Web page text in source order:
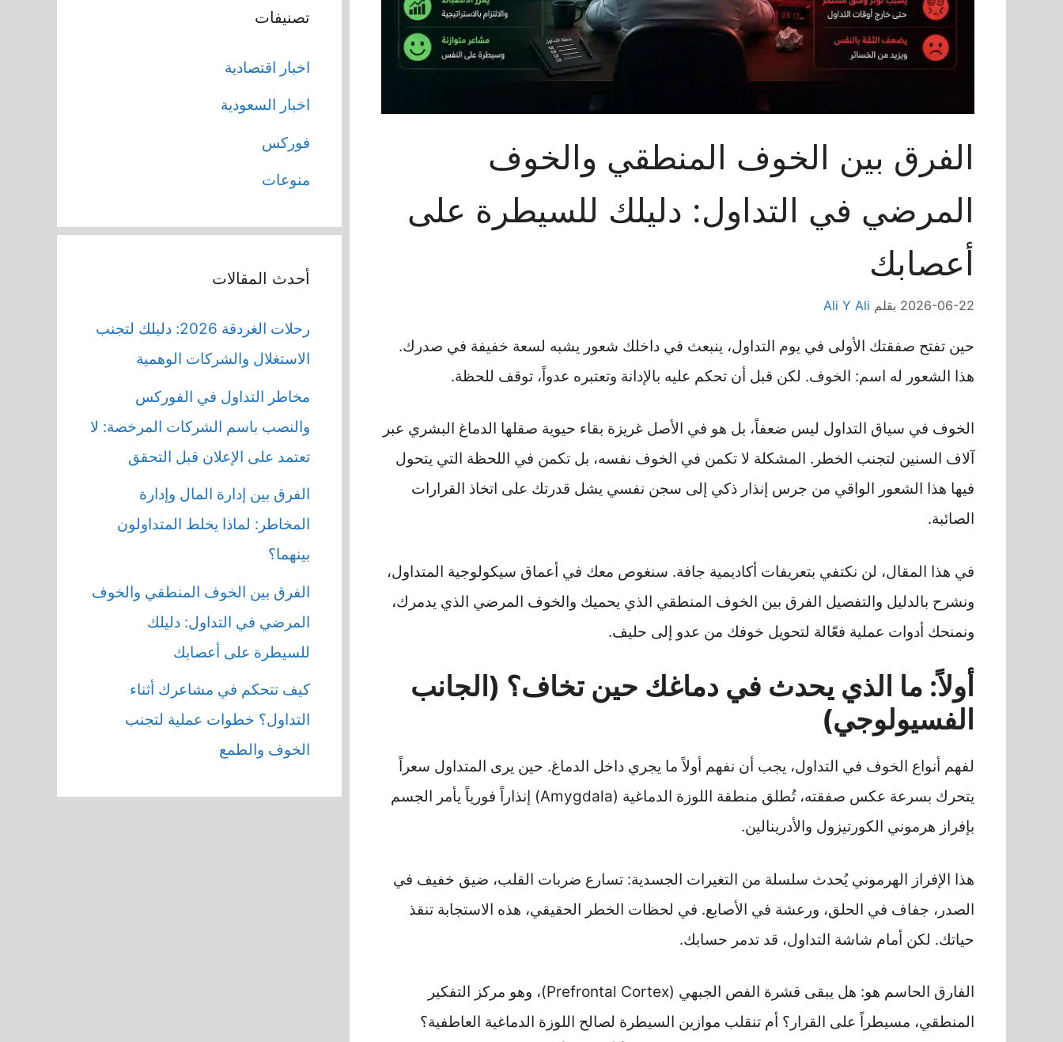
الفرق بين الخوف المنطقي والخوف
المرضي في التداول: دليلك للسيطرة على
أعصابك
2026-06-22 بقلم Ali Y Ali
حين تفتح صفقتك الأولى في يوم التداول، ينبعث في داخلك شعور يشبه لسعة خفيفة في صدرك.
هذا الشعور له اسم: الخوف. لكن قبل أن تحكم عليه بالإدانة وتعتبره عدواً، توقف للحظة.
الخوف في سياق التداول ليس ضعفاً، بل هو في الأصل غريزة بقاء حيوية صقلها الدماغ البشري عبر
آلاف السنين لتجنب الخطر. المشكلة لا تكمن في الخوف نفسه، بل تكمن في اللحظة التي يتحول
فيها هذا الشعور الواقي من جرس إنذار ذكي إلى سجن نفسي يشل قدرتك على اتخاذ القرارات
الصائبة.
في هذا المقال، لن نكتفي بتعريفات أكاديمية جافة. سنغوص معك في أعماق سيكولوجية المتداول،
ونشرح بالدليل والتفصيل الفرق بين الخوف المنطقي الذي يحميك والخوف المرضي الذي يدمرك،
ونمنحك أدوات عملية فعّالة لتحويل خوفك من عدو إلى حليف.
أولاً: ما الذي يحدث في دماغك حين تخاف؟ (الجانب
الفسيولوجي)
لفهم أنواع الخوف في التداول، يجب أن نفهم أولاً ما يجري داخل الدماغ. حين يرى المتداول سعراً
يتحرك بسرعة عكس صفقته، تُطلق منطقة اللوزة الدماغية (Amygdala) إنذاراً فورياً يأمر الجسم
بإفراز هرموني الكورتيزول والأدرينالين.
هذا الإفراز الهرموني يُحدث سلسلة من التغيرات الجسدية: تسارع ضربات القلب، ضيق خفيف في
الصدر، جفاف في الحلق، ورعشة في الأصابع. في لحظات الخطر الحقيقي، هذه الاستجابة تنقذ
حياتك. لكن أمام شاشة التداول، قد تدمر حسابك.
الفارق الحاسم هو: هل يبقى قشرة الفص الجبهي (Prefrontal Cortex)، وهو مركز التفكير
المنطقي، مسيطراً على القرار؟ أم تنقلب موازين السيطرة لصالح اللوزة الدماغية العاطفية؟
تصنيفات
اخبار اقتصادية
اخبار السعودية
فوركس
منوعات
أحدث المقالات
رحلات الغردقة 2026: دليلك لتجنب
الاستغلال والشركات الوهمية
مخاطر التداول في الفوركس
والنصب باسم الشركات المرخصة: لا
تعتمد على الإعلان قبل التحقق
الفرق بين إدارة المال وإدارة
المخاطر: لماذا يخلط المتداولون
بينهما؟
الفرق بين الخوف المنطقي والخوف
المرضي في التداول: دليلك
للسيطرة على أعصابك
كيف تتحكم في مشاعرك أثناء
التداول؟ خطوات عملية لتجنب
الخوف والطمع